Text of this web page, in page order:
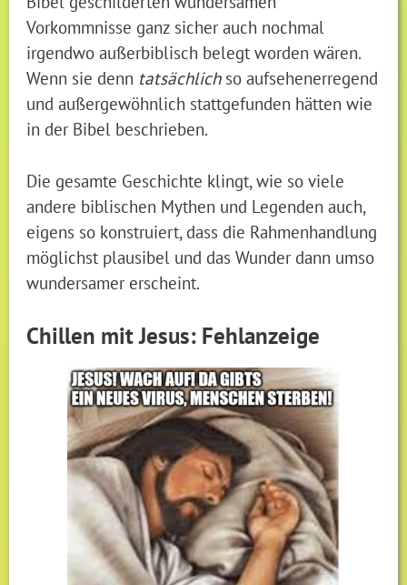
Vorkommnisse ganz sicher auch nochmal
irgendwo außerbiblisch belegt worden wären.
Wenn sie denn tatsächlichso aufsehenerregend
und außergewöhnlich stattgefunden hätten wie
in der Bibel beschrieben.
Die gesamte Geschichte klingt, wie so viele
andere biblischen Mythen und Legenden auch,
eigens so konstruiert, dass die Rahmenhandlung
möglichst plausibel und das Wunder dann umso
wundersamer erscheint.
Chillen mit Jesus: Fehlanzeige